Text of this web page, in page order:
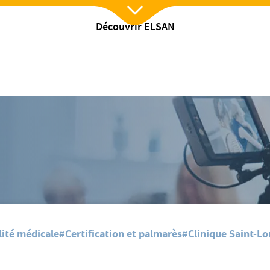
Découvrir ELSAN
du Point 2025
Nx:Afficher menu
des meilleurs établissements de France au classement du Point
médicale#Certification et palmarès#Clinique Saint-